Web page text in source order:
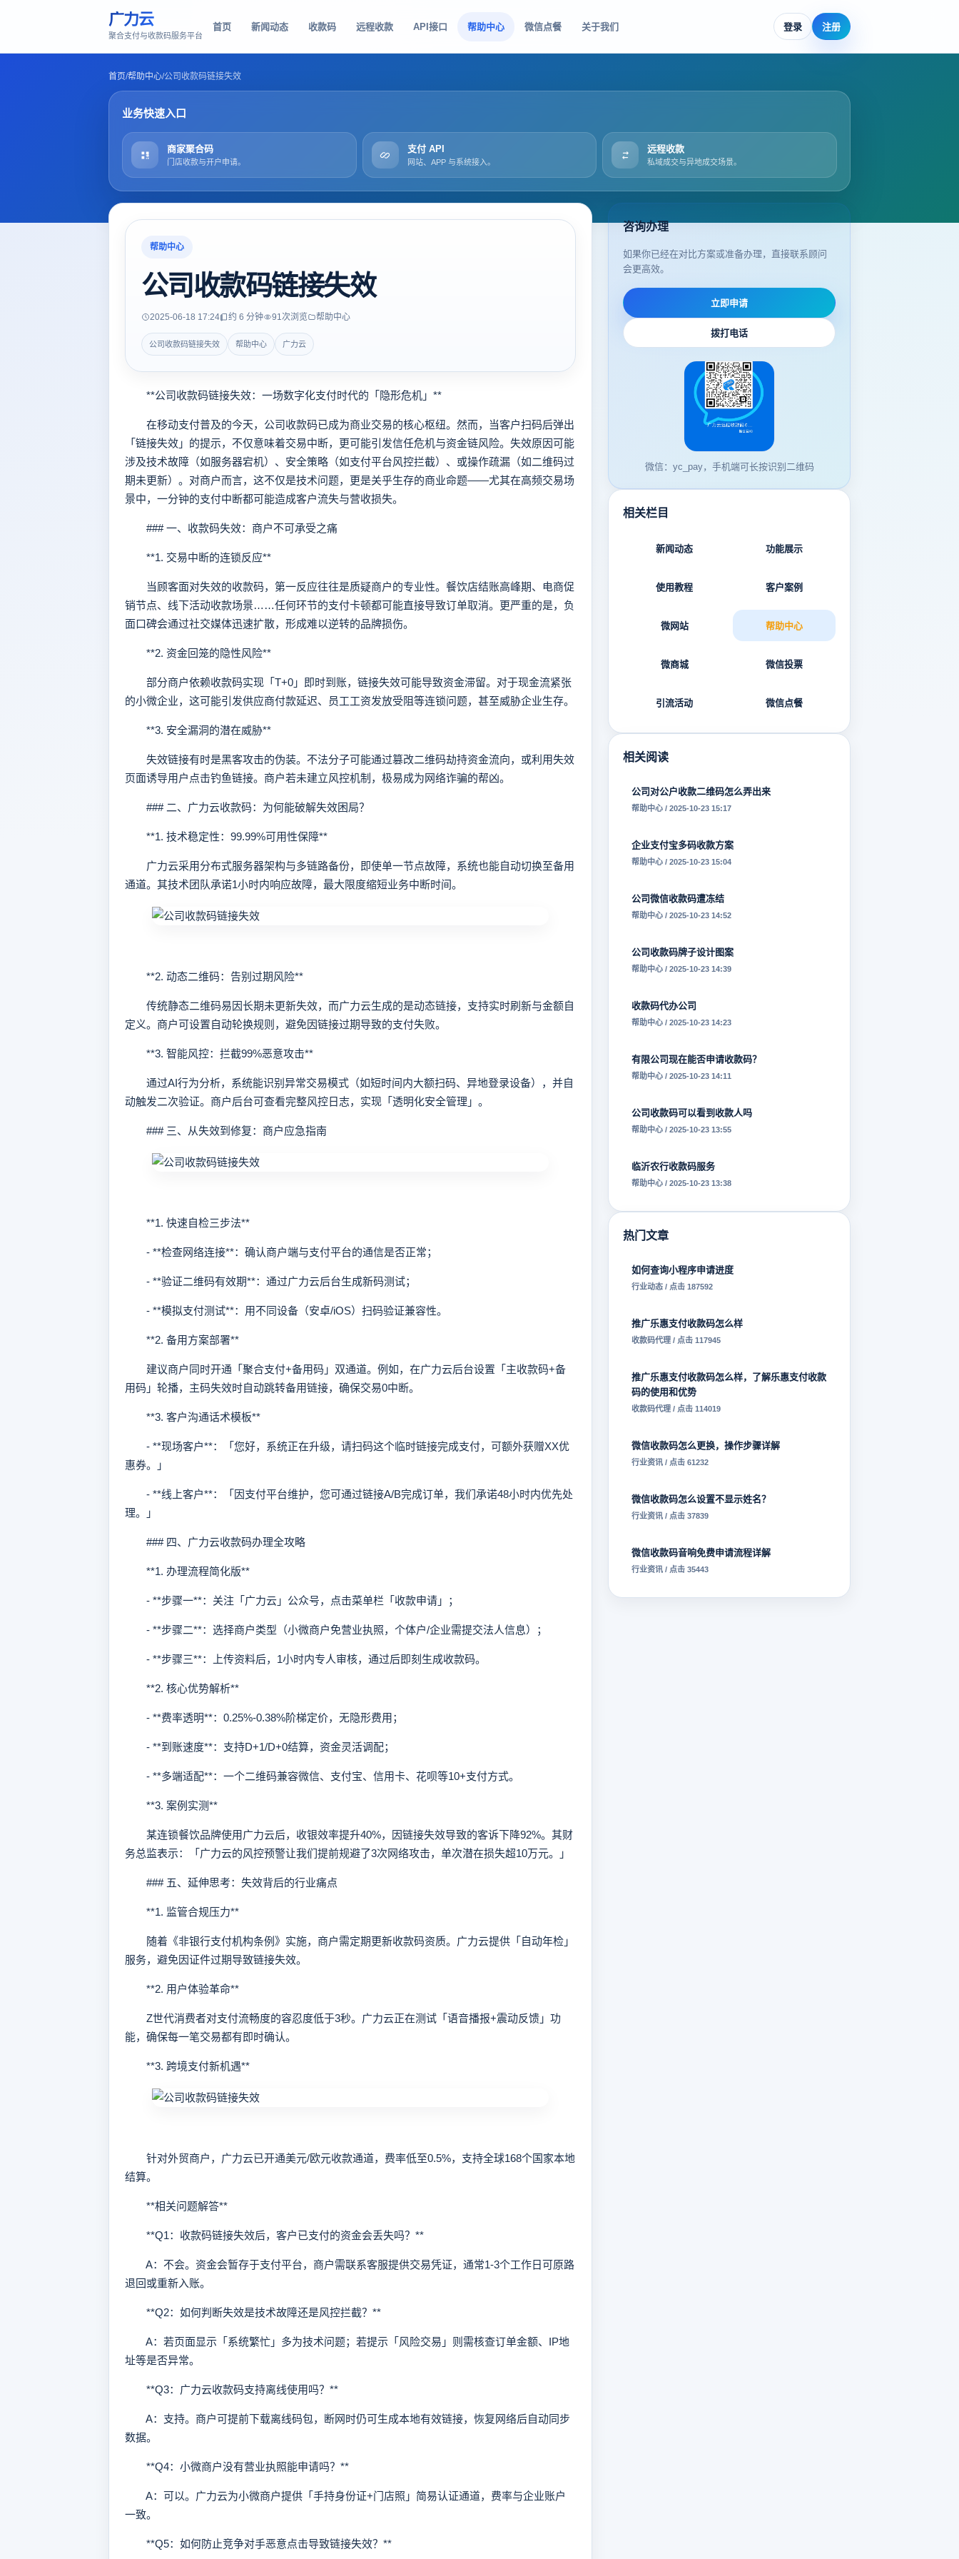
广力云
聚合支付与收款码服务平台
首页 新闻动态 收款码 远程收款 API接口 帮助中心 微信点餐 关于我们 登录 注册
首页/帮助中心/公司收款码链接失效
业务快速入口
商家聚合码
门店收款与开户申请。
支付 API
网站、APP 与系统接入。
远程收款
私域成交与异地成交场景。
帮助中心
公司收款码链接失效
2025-06-18 17:24 约 6 分钟 91次浏览 帮助中心
公司收款码链接失效 帮助中心 广力云
**公司收款码链接失效：一场数字化支付时代的「隐形危机」**
在移动支付普及的今天，公司收款码已成为商业交易的核心枢纽。然而，当客户扫码后弹出
「链接失效」的提示，不仅意味着交易中断，更可能引发信任危机与资金链风险。失效原因可能
涉及技术故障（如服务器宕机）、安全策略（如支付平台风控拦截）、或操作疏漏（如二维码过
期未更新）。对商户而言，这不仅是技术问题，更是关乎生存的商业命题——尤其在高频交易场
景中，一分钟的支付中断都可能造成客户流失与营收损失。
### 一、收款码失效：商户不可承受之痛
**1. 交易中断的连锁反应**
当顾客面对失效的收款码，第一反应往往是质疑商户的专业性。餐饮店结账高峰期、电商促
销节点、线下活动收款场景……任何环节的支付卡顿都可能直接导致订单取消。更严重的是，负
面口碑会通过社交媒体迅速扩散，形成难以逆转的品牌损伤。
**2. 资金回笼的隐性风险**
部分商户依赖收款码实现「T+0」即时到账，链接失效可能导致资金滞留。对于现金流紧张
的小微企业，这可能引发供应商付款延迟、员工工资发放受阻等连锁问题，甚至威胁企业生存。
**3. 安全漏洞的潜在威胁**
失效链接有时是黑客攻击的伪装。不法分子可能通过篡改二维码劫持资金流向，或利用失效
页面诱导用户点击钓鱼链接。商户若未建立风控机制，极易成为网络诈骗的帮凶。
### 二、广力云收款码：为何能破解失效困局？
**1. 技术稳定性：99.99%可用性保障**
广力云采用分布式服务器架构与多链路备份，即使单一节点故障，系统也能自动切换至备用
通道。其技术团队承诺1小时内响应故障，最大限度缩短业务中断时间。
**2. 动态二维码：告别过期风险**
传统静态二维码易因长期未更新失效，而广力云生成的是动态链接，支持实时刷新与金额自
定义。商户可设置自动轮换规则，避免因链接过期导致的支付失败。
**3. 智能风控：拦截99%恶意攻击**
通过AI行为分析，系统能识别异常交易模式（如短时间内大额扫码、异地登录设备），并自
动触发二次验证。商户后台可查看完整风控日志，实现「透明化安全管理」。
### 三、从失效到修复：商户应急指南
**1. 快速自检三步法**
- **检查网络连接**：确认商户端与支付平台的通信是否正常；
- **验证二维码有效期**：通过广力云后台生成新码测试；
- **模拟支付测试**：用不同设备（安卓/iOS）扫码验证兼容性。
**2. 备用方案部署**
建议商户同时开通「聚合支付+备用码」双通道。例如，在广力云后台设置「主收款码+备
用码」轮播，主码失效时自动跳转备用链接，确保交易0中断。
**3. 客户沟通话术模板**
- **现场客户**：「您好，系统正在升级，请扫码这个临时链接完成支付，可额外获赠XX优
惠券。」
- **线上客户**：「因支付平台维护，您可通过链接A/B完成订单，我们承诺48小时内优先处
理。」
### 四、广力云收款码办理全攻略
**1. 办理流程简化版**
- **步骤一**：关注「广力云」公众号，点击菜单栏「收款申请」；
- **步骤二**：选择商户类型（小微商户免营业执照，个体户/企业需提交法人信息）；
- **步骤三**：上传资料后，1小时内专人审核，通过后即刻生成收款码。
**2. 核心优势解析**
- **费率透明**：0.25%-0.38%阶梯定价，无隐形费用；
- **到账速度**：支持D+1/D+0结算，资金灵活调配；
- **多端适配**：一个二维码兼容微信、支付宝、信用卡、花呗等10+支付方式。
**3. 案例实测**
某连锁餐饮品牌使用广力云后，收银效率提升40%，因链接失效导致的客诉下降92%。其财
务总监表示：「广力云的风控预警让我们提前规避了3次网络攻击，单次潜在损失超10万元。」
### 五、延伸思考：失效背后的行业痛点
**1. 监管合规压力**
随着《非银行支付机构条例》实施，商户需定期更新收款码资质。广力云提供「自动年检」
服务，避免因证件过期导致链接失效。
**2. 用户体验革命**
Z世代消费者对支付流畅度的容忍度低于3秒。广力云正在测试「语音播报+震动反馈」功
能，确保每一笔交易都有即时确认。
**3. 跨境支付新机遇**
针对外贸商户，广力云已开通美元/欧元收款通道，费率低至0.5%，支持全球168个国家本地
结算。
**相关问题解答**
**Q1：收款码链接失效后，客户已支付的资金会丢失吗？**
A：不会。资金会暂存于支付平台，商户需联系客服提供交易凭证，通常1-3个工作日可原路
退回或重新入账。
**Q2：如何判断失效是技术故障还是风控拦截？**
A：若页面显示「系统繁忙」多为技术问题；若提示「风险交易」则需核查订单金额、IP地
址等是否异常。
**Q3：广力云收款码支持离线使用吗？**
A：支持。商户可提前下载离线码包，断网时仍可生成本地有效链接，恢复网络后自动同步
数据。
**Q4：小微商户没有营业执照能申请吗？**
A：可以。广力云为小微商户提供「手持身份证+门店照」简易认证通道，费率与企业账户
一致。
**Q5：如何防止竞争对手恶意点击导致链接失效？**
咨询办理
如果你已经在对比方案或准备办理，直接联系顾问
会更高效。
立即申请
拨打电话
微信：yc_pay，手机端可长按识别二维码
相关栏目
新闻动态 功能展示
使用教程 客户案例
微网站 帮助中心
微商城 微信投票
引流活动 微信点餐
相关阅读
公司对公户收款二维码怎么弄出来
帮助中心 / 2025-10-23 15:17
企业支付宝多码收款方案
帮助中心 / 2025-10-23 15:04
公司微信收款码遭冻结
帮助中心 / 2025-10-23 14:52
公司收款码牌子设计图案
帮助中心 / 2025-10-23 14:39
收款码代办公司
帮助中心 / 2025-10-23 14:23
有限公司现在能否申请收款码？
帮助中心 / 2025-10-23 14:11
公司收款码可以看到收款人吗
帮助中心 / 2025-10-23 13:55
临沂农行收款码服务
帮助中心 / 2025-10-23 13:38
热门文章
如何查询小程序申请进度
行业动态 / 点击 187592
推广乐惠支付收款码怎么样
收款码代理 / 点击 117945
推广乐惠支付收款码怎么样，了解乐惠支付收款
码的使用和优势
收款码代理 / 点击 114019
微信收款码怎么更换，操作步骤详解
行业资讯 / 点击 61232
微信收款码怎么设置不显示姓名？
行业资讯 / 点击 37839
微信收款码音响免费申请流程详解
行业资讯 / 点击 35443